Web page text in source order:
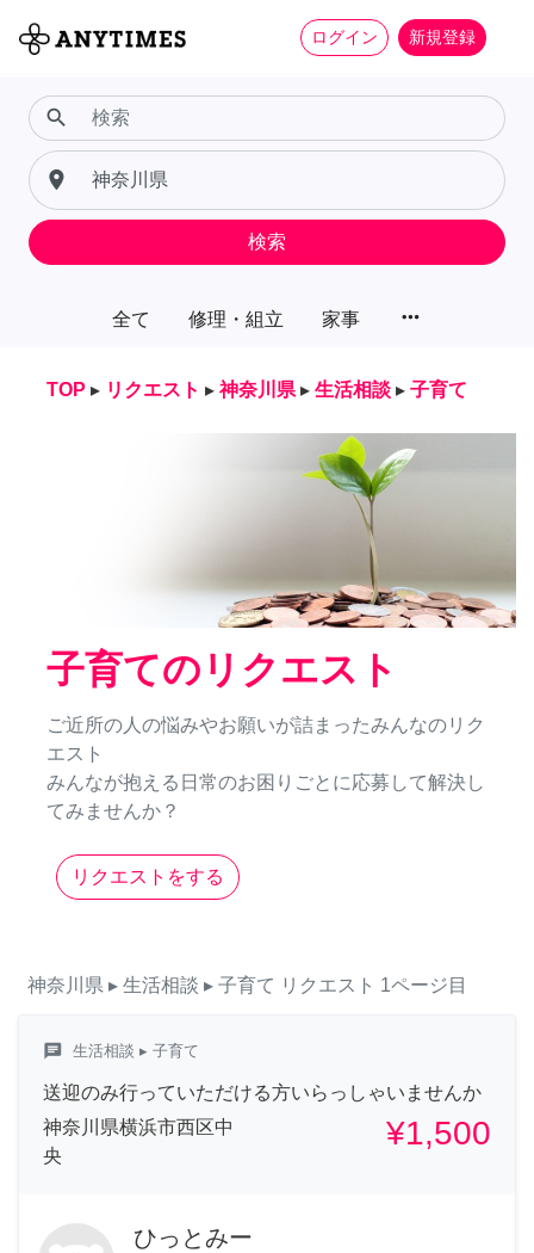
ログイン 新規登録
全て 修理・組立 家事 more_horiz
search
place
検索
TOP ▸ リクエスト ▸ 神奈川県 ▸ 生活相談 ▸ 子育て
子育てのリクエスト
ご近所の人の悩みやお願いが詰まったみんなのリク
エスト
みんなが抱える日常のお困りごとに応募して解決し
てみませんか？
リクエストをする
神奈川県 ▸ 生活相談 ▸ 子育て リクエスト 1ページ目
chat 生活相談 ▸ 子育て
送迎のみ行っていただける方いらっしゃいませんか
神奈川県横浜市西区中
央
¥1,500
ひっとみー